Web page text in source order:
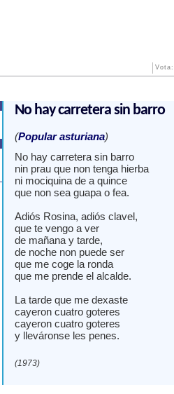
Vota:
No hay carretera sin barro
(Popular asturiana)
No hay carretera sin barro
nin prau que non tenga hierba
ni mociquina de a quince
que non sea guapa o fea.
Adiós Rosina, adiós clavel,
que te vengo a ver
de mañana y tarde,
de noche non puede ser
que me coge la ronda
que me prende el alcalde.
La tarde que me dexaste
cayeron cuatro goteres
cayeron cuatro goteres
y lleváronse les penes.
(1973)